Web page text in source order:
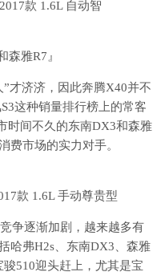
森雅R7』
济济，因此奔腾X40并不
这种销量排行榜上的常客
时间不久的东南DX3和森雅
费市场的实力对手。
逐渐加剧，越来越多有
哈弗H2s、东南DX3、森雅
510迎头赶上，尤其是宝